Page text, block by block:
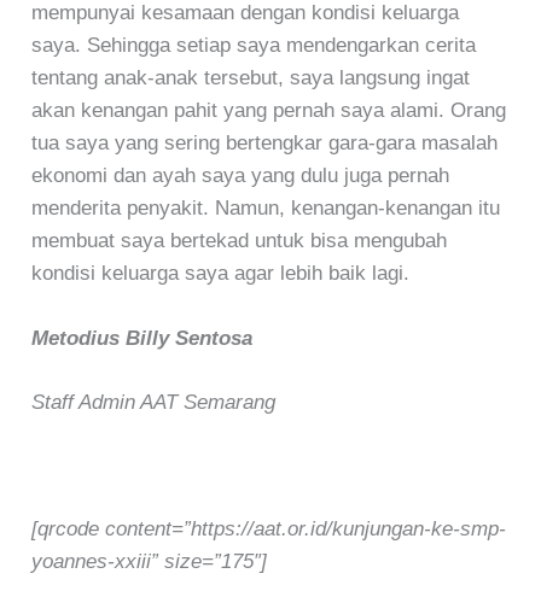
mempunyai kesamaan dengan kondisi keluarga
saya. Sehingga setiap saya mendengarkan cerita
tentang anak-anak tersebut, saya langsung ingat
akan kenangan pahit yang pernah saya alami. Orang
tua saya yang sering bertengkar gara-gara masalah
ekonomi dan ayah saya yang dulu juga pernah
menderita penyakit. Namun, kenangan-kenangan itu
membuat saya bertekad untuk bisa mengubah
kondisi keluarga saya agar lebih baik lagi.
Metodius Billy Sentosa
Staff Admin AAT Semarang
[qrcode content=”https://aat.or.id/kunjungan-ke-smp-
yoannes-xxiii” size=”175″]